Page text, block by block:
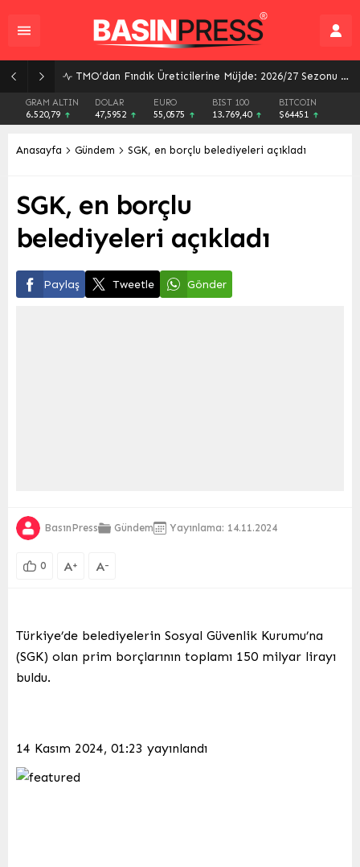
TMO’dan Fındık Üreticilerine Müjde: 2026/27 Sezonu Alım Fiyatları ve Destekler Açıklandı
GRAM ALTIN
6.520,79
DOLAR
47,5952
EURO
55,0575
BIST 100
13.769,40
BITCOIN
$64451
Anasayfa Gündem SGK, en borçlu belediyeleri açıkladı
SGK, en borçlu
belediyeleri açıkladı
Paylaş Tweetle Gönder
BasınPress Gündem Yayınlama: 14.11.2024
0 A+ A-
Türkiye’de belediyelerin Sosyal Güvenlik Kurumu’na
(SGK) olan prim borçlarının toplamı 150 milyar lirayı
buldu.
14 Kasım 2024, 01:23 yayınlandı